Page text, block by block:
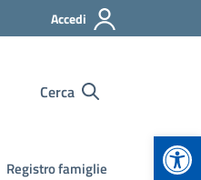
Accedi
Cerca
Registro famiglie